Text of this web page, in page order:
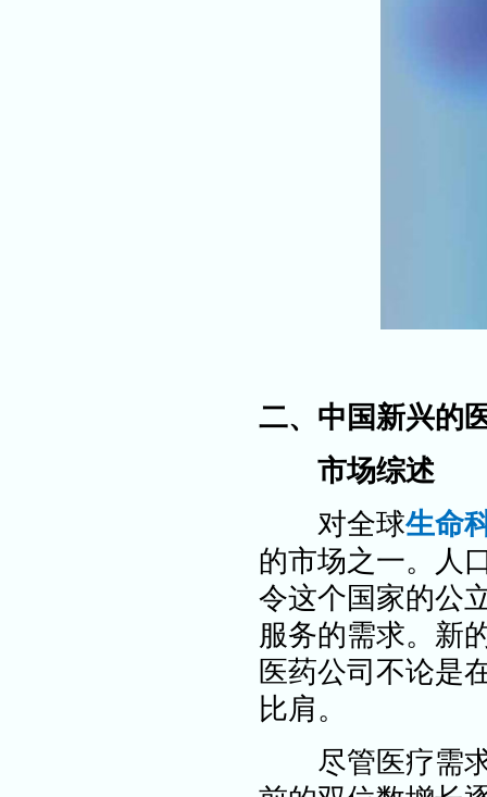
二、中国新兴的
市场综述
对全球生命
的市场之一。人
令这个国家的公
服务的需求。新
医药公司不论是
比肩。
尽管医疗需求